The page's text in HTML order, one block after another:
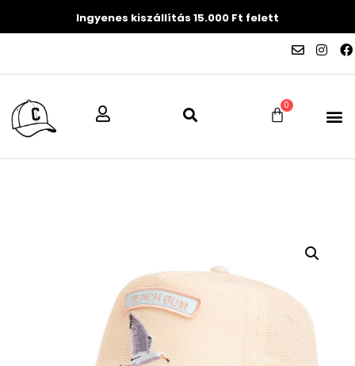
Ingyenes kiszállítás 15.000 Ft felett
0